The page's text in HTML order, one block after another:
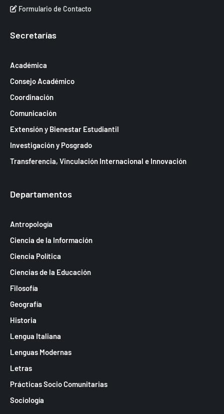
Formulario de Contacto
Secretarías
Académica
Consejo Académico
Coordinación
Comunicación
Extensión y Bienestar Estudiantil
Investigación y Posgrado
Transferencia, Vinculación Internacional e Innovación
Departamentos
Antropología
Ciencia de la Información
Ciencia Política
Ciencias de la Educación
Filosofía
Geografía
Historia
Lengua Italiana
Lenguas Modernas
Letras
Prácticas Socio Comunitarias
Sociología